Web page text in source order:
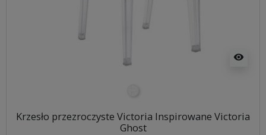
visibility
Krzesło przezroczyste Victoria Inspirowane Victoria
Ghost